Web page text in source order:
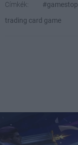
Címkék: #gamestop
trading card game